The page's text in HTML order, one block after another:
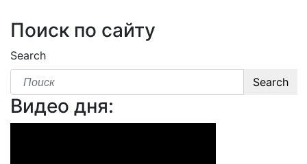
Поиск по сайту
Search
Search
Видео дня: